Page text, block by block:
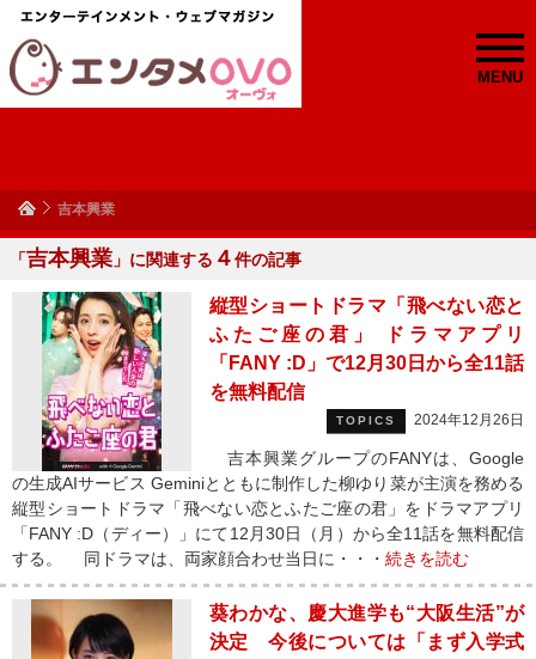
MENU
吉本興業
「吉本興業 」に関連する ４件の記事
縦型ショートドラマ「飛べない恋と
ふたご座の君」 ドラマアプリ
「FANY :D」で12月30日から全11話
を無料配信
TOPICS 2024年12月26日
吉本興業グループのFANYは、Google
の生成AIサービス Geminiとともに制作した柳ゆり菜が主演を務める
縦型ショートドラマ「飛べない恋とふたご座の君」をドラマアプリ
「FANY :D（ディー）」にて12月30日（月）から全11話を無料配信
する。 同ドラマは、両家顔合わせ当日に・・・ 続きを読む
葵わかな、慶大進学も“大阪生活”が
決定 今後については「まず入学式